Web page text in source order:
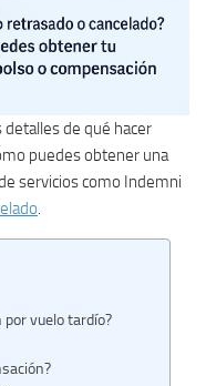
de qué hacer
puedes obtener una
servicios como Indemni
por vuelo tardío?